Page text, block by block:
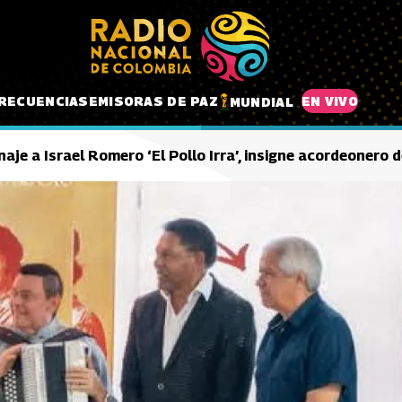
EMISORAS DE PAZ MUNDIAL EN VIVO
a Israel Romero ‘El Pollo Irra’, insigne acordeonero